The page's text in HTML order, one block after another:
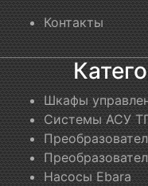
Контакты
Шкафы
Системы АСУ
Насосы Ebara